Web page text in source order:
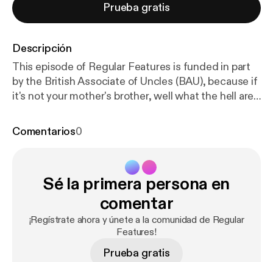
Prueba gratis
Descripción
This episode of Regular Features is funded in part
by the British Associate of Uncles (BAU), because if
it's not your mother's brother, well what the hell are
hoover problems, Log wants to know who's gonna
done disappeared because nobody remember to
believe in her aww.
Comentarios0
Sé la primera persona en
comentar
¡Regístrate ahora y únete a la comunidad de Regular
Features!
Prueba gratis